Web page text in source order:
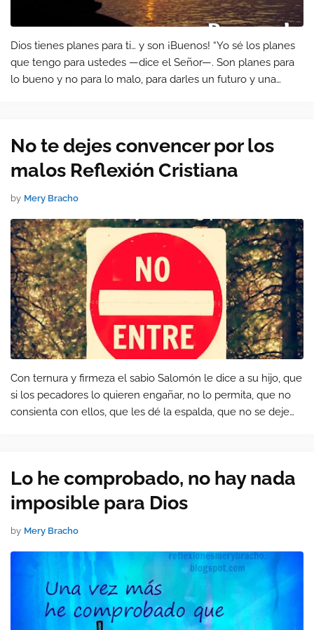
Dios tienes planes para ti… y son ¡Buenos! “Yo sé los planes
que tengo para ustedes —dice el Señor—. Son planes para
lo bueno y no para lo malo, para darles un futuro y una
No te dejes convencer por los
malos Reflexión Cristiana
by Mery Bracho
Con ternura y firmeza el sabio Salomón le dice a su hijo, que
si los pecadores lo quieren engañar, no lo permita, que no
consienta con ellos, que les dé la espalda, que no se deje
Lo he comprobado, no hay nada
imposible para Dios
by Mery Bracho